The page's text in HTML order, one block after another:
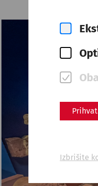
Izbrišite